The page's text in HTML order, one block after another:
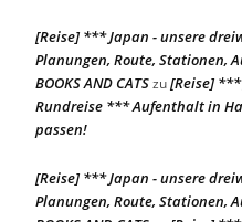
[Reise] *** Japan - unsere
Planungen, Route, Stationen,
BOOKS AND CATSzu[Reise] ***
Rundreise *** Aufenthalt in
passen!
[Reise] *** Japan - unsere
Planungen, Route, Stationen,